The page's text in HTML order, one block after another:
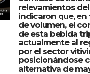
relevamientos
indicaron que, en
de volumen, el
de esta bebida
actualmente al
por el sector
posicionándose
alternativa de